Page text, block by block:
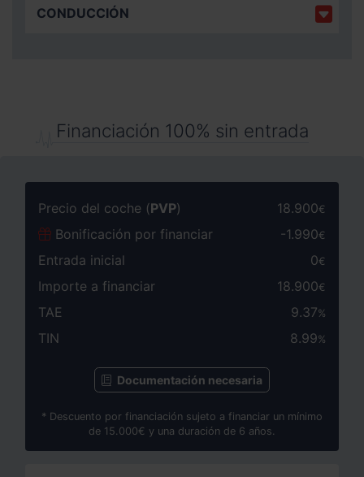
CONDUCCIÓN
Financiación 100% sin entrada
Precio del coche (PVP) 18.900€
Bonificación por financiar -1.990€
Entrada inicial 0€
Importe a financiar 18.900€
TAE 9.37%
TIN 8.99%
Documentación necesaria
* Descuento por financiación sujeto a financiar un mínimo
de 15.000€ y una duración de 6 años.